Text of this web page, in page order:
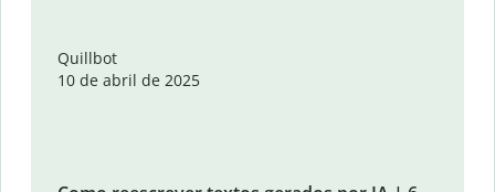
Quillbot
10 de abril de 2025